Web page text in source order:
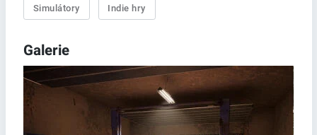
Simulátory Indie hry
Galerie